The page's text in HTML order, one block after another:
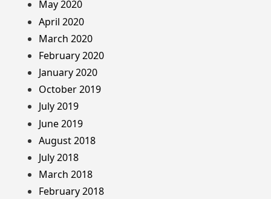
May 2020
April 2020
March 2020
February 2020
January 2020
October 2019
July 2019
June 2019
August 2018
July 2018
March 2018
February 2018